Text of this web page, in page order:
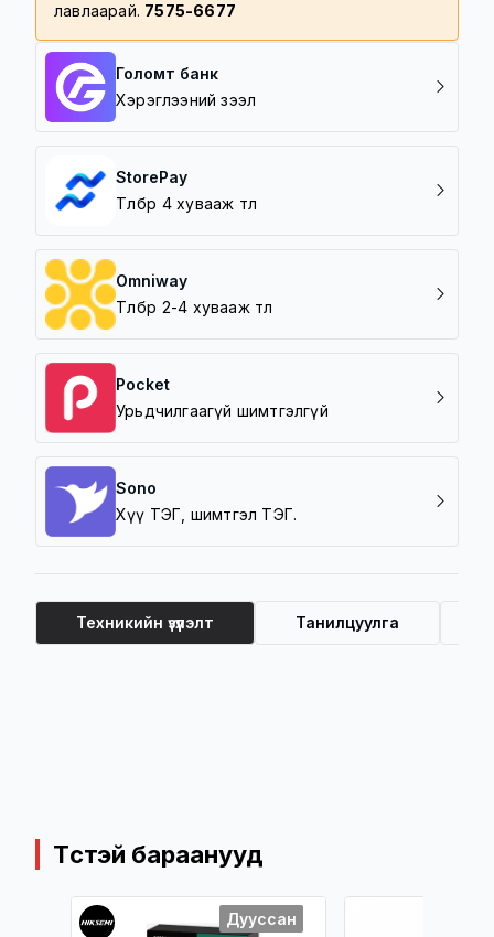
Хүргэлтийн бүс
Баруун зүг /5 шар/
Зүүн зүг /Амгалан/
Урд зүг /Зайсан, Архивын ерөнхий
газар/
лавлаарай. 7575-6677
Голомт банк
Хэрэглээний зээл
StorePay
Төлбөрөө 4 хувааж төл
Omniway
Төлбөрөө 2-4 хувааж төл
Pocket
Урьдчилгаагүй шимтгэлгүй
Sono
Хүү ТЭГ, шимтгэл ТЭГ.
Техникийн үзүүлэлт Танилцуулга
Төстэй бараанууд
Дууссан